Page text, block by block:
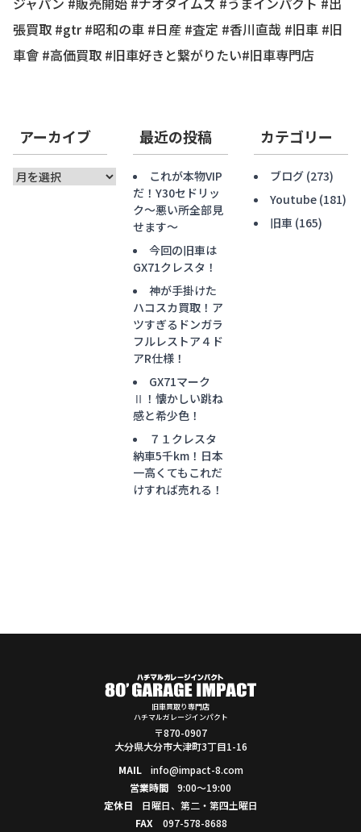
張買取 #gtr #昭和の車 #日産 #査定 #香川直哉 #旧車 #旧
車會 #高価買取 #旧車好きと繋がりたい#旧車専門店
アーカイブ
ア
最近の投稿
これが本物VIP
だ！Y30セドリッ
ク〜悪い所全部見
せます〜
今回の旧車は
GX71クレスタ！
神が手掛けた
ハコスカ買取！ア
ツすぎるドンガラ
フルレストア４ド
アR仕様！
GX71マーク
Ⅱ！懐かしい跳ね
感と希少色！
７１クレスタ
納車5千km！日本
一高くてもこれだ
けすれば売れる！
カテゴリー
ブログ(273)
Youtube(181)
旧車 (165)
旧車買取り専門店
ハチマルガレージインパクト
〒870-0907
大分県大分市大津町3丁目1-16
MAIL
info@impact-8.com
営業時間
9:00～19:00
定休日
日曜日、第二・第四土曜日
FAX
097-578-8688